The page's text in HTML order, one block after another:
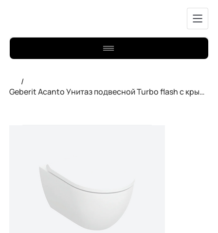
/
Geberit Acanto Унитаз подвесной Turbo flash с крышкой 502.718.00.1